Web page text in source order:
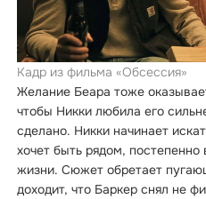
Кадр из фильма «Обсессия»
Желание Беара тоже
чтобы Никки любила его
сделано. Никки начинает
хочет быть рядом,
жизни. Сюжет обретает
доходит, что Баркер снял не